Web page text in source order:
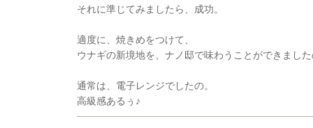
それに準じてみましたら、成功。
適度に、焼きめをつけて、
ウナギの新境地を、ナノ邸で味わうことができまし
通常は、電子レンジでしたの。
高級感あるぅ♪